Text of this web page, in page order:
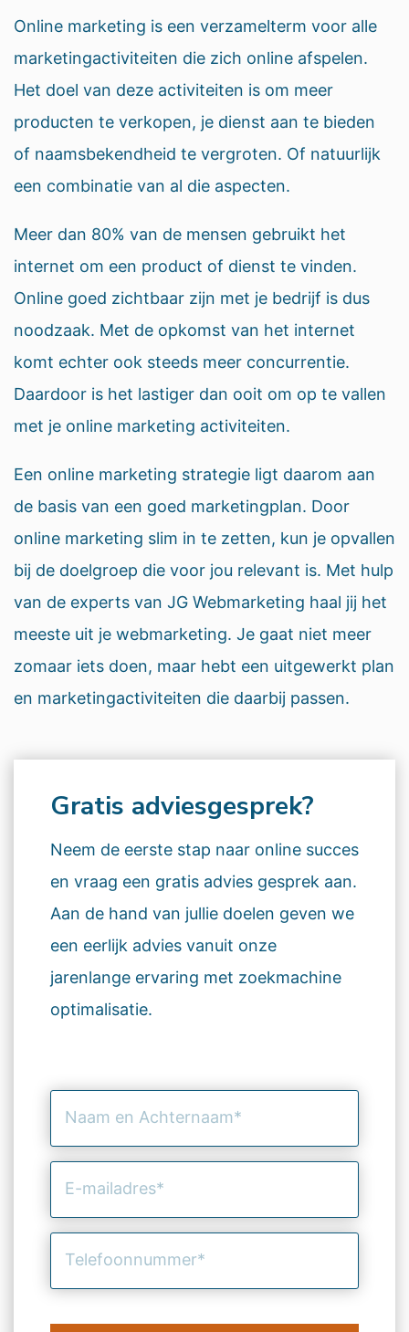
Online marketing is een verzamelterm voor alle
marketingactiviteiten die zich online afspelen.
Het doel van deze activiteiten is om meer
producten te verkopen, je dienst aan te bieden
of naamsbekendheid te vergroten. Of natuurlijk
een combinatie van al die aspecten.
Meer dan 80% van de mensen gebruikt het
internet om een product of dienst te vinden.
Online goed zichtbaar zijn met je bedrijf is dus
noodzaak. Met de opkomst van het internet
komt echter ook steeds meer concurrentie.
Daardoor is het lastiger dan ooit om op te vallen
met je online marketing activiteiten.
Een online marketing strategie ligt daarom aan
de basis van een goed marketingplan. Door
online marketing slim in te zetten, kun je opvallen
bij de doelgroep die voor jou relevant is. Met hulp
van de experts van JG Webmarketing haal jij het
meeste uit je webmarketing. Je gaat niet meer
zomaar iets doen, maar hebt een uitgewerkt plan
en marketingactiviteiten die daarbij passen.
Gratis adviesgesprek?
Neem de eerste stap naar online succes
en vraag een gratis advies gesprek aan.
Aan de hand van jullie doelen geven we
een eerlijk advies vanuit onze
jarenlange ervaring met zoekmachine
optimalisatie.
en
Achternaam
(Vereist)
mailadres
(Vereist)
(Vereist)